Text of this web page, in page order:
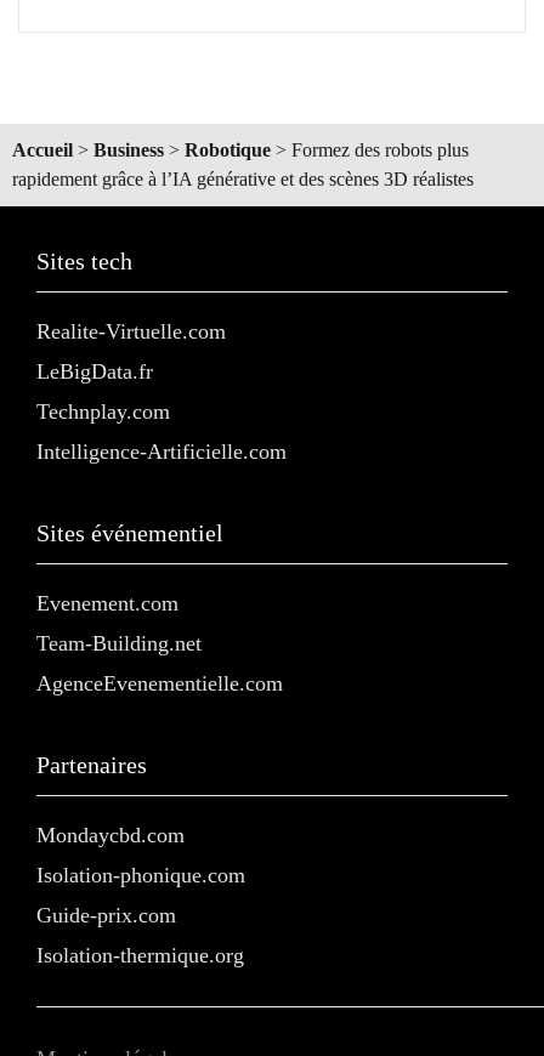
Accueil > Business > Robotique > Formez des robots plus
rapidement grâce à l’IA générative et des scènes 3D réalistes
Sites tech
Realite-Virtuelle.com
LeBigData.fr
Technplay.com
Intelligence-Artificielle.com
Sites événementiel
Evenement.com
Team-Building.net
AgenceEvenementielle.com
Partenaires
Mondaycbd.com
Isolation-phonique.com
Guide-prix.com
Isolation-thermique.org